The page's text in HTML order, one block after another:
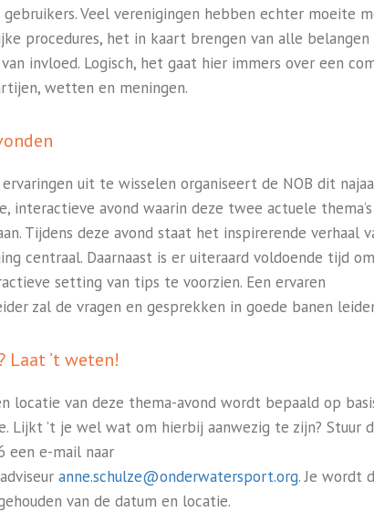
Veel verenigingen hebben echter moeite
procedures, het in kaart brengen van alle
invloed. Logisch, het gaat hier immers over een
wetten en meningen.
uit te wisselen organiseert de NOB dit
interactieve avond waarin deze twee actuele thema’s
Tijdens deze avond staat het inspirerende verhaal
centraal. Daarnaast is er uiteraard voldoende tijd
setting van tips te voorzien. Een ervaren
zal de vragen en gesprekken in goede banen
Laat ’t weten!
locatie van deze thema-avond wordt bepaald op
Lijkt ’t je wel wat om hierbij aanwezig te zijn? Stuur
een e-mail naar
anne.schulze@onderwatersport.org. Je wordt
van de datum en locatie.